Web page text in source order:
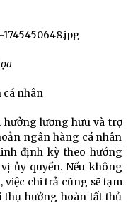
cá nhân
hưởng lương hưu và trợ
ngân hàng cá nhân
định kỳ theo hướng
ủy quyền. Nếu không
chi trả cũng sẽ tạm
hưởng hoàn tất thủ